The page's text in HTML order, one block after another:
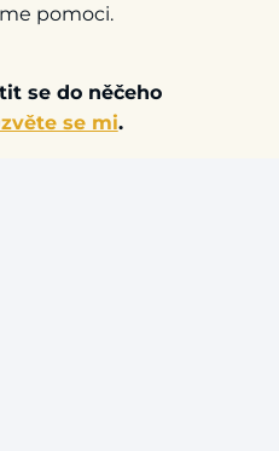
pomoci.
se do něčeho
se mi.